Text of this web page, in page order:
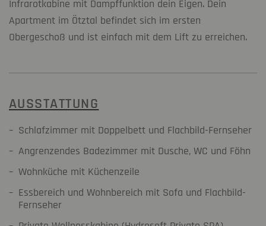
Infrarotkabine mit Dampffunktion dein Eigen. Dein
Apartment im Ötztal befindet sich im ersten
Obergeschoß und ist einfach mit dem Lift zu erreichen.
AUSSTATTUNG
Schlafzimmer mit Doppelbett und Flachbild-Fernseher
Angrenzendes Badezimmer mit Dusche, WC und Föhn
Wohnküche mit Küchenzeile
Essbereich und Wohnbereich mit Sofa und Flachbild-
Fernseher